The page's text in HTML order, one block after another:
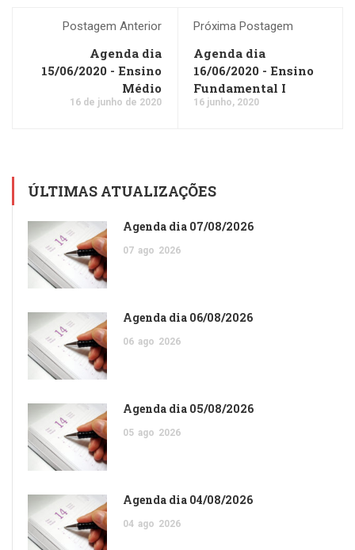
Postagem Anterior
Agenda dia
15/06/2020 - Ensino
Médio
16 de junho de 2020
Próxima Postagem
Agenda dia
16/06/2020 - Ensino
Fundamental I
16 junho, 2020
ÚLTIMAS ATUALIZAÇÕES
Agenda dia 07/08/2026
07 ago 2026
Agenda dia 06/08/2026
06 ago 2026
Agenda dia 05/08/2026
05 ago 2026
Agenda dia 04/08/2026
04 ago 2026